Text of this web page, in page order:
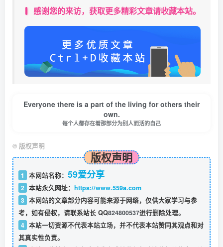
感谢您的来访，获取更多精彩文章请收藏本站。
Everyone there is a part of the living for others their
own.
每个人都存在着那部分为别人而活的自己
© 版权声明
版权声明
1 本网站名称： 59爱分享
2 本站永久网址： https://www.559a.com
3 本网站的文章部分内容可能来源于网络，仅供大家学习与参
考，如有侵权，请联系站长 QQ824800537进行删除处理。
4 本站一切资源不代表本站立场，并不代表本站赞同其观点和对
其真实性负责。